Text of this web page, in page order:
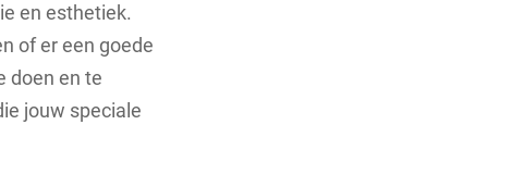
en esthetiek.
of er een goede
doen en te
jouw speciale